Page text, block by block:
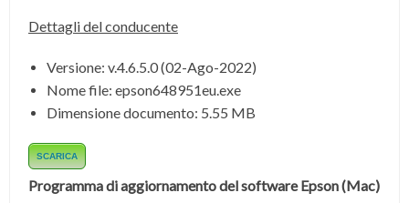
Dettagli del conducente
Versione: v.4.6.5.0(02-Ago-2022)
Nome file: epson648951eu.exe
Dimensione documento: 5.55 MB
SCARICA
Programma di aggiornamento del software Epson (Mac)